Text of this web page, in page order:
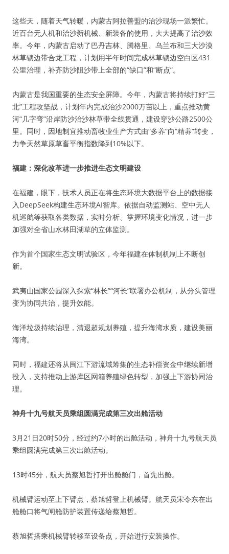
这些天，随着天气转暖，内蒙古阿拉善盟的治沙现场一派繁忙。
近百台无人机和治沙新机械、新装备的使用，大大提高了治沙效
率。今年，内蒙古启动了巴丹吉林、腾格里、乌兰布和三大沙漠
林草锁边带合龙工程，计划用半年时间完成林草锁边空白区431
公里治理，补齐防沙阻沙带上全部的“缺口”和“断点”。
内蒙古是我国重要的生态安全屏障。今年，内蒙古将持续打好“三
北”工程攻坚战，计划年内完成治沙2000万亩以上，重点推动黄
河“几字弯”沿岸防沙治沙林草带全线贯通，建设穿沙公路2500公
里。同时，因地制宜推动畜牧业生产方式由“多养”向“精养”转变，
力争天然草原草畜平衡指数降到10%以下。
福建：深化改革进一步推进生态文明建设
在福建，眼下，技术人员正在将生态环境大数据平台上的数据接
入DeepSeek构建生态环境AI智库。依据自动监测站、空中无人
机巡航等获取各类数据，实时分析、掌握环境变化情况，进一步
加强对全省山水林田湖草的立体监测。
作为首个国家生态文明试验区，今年福建在体制机制上不断创
新。
武夷山国家公园深入探索“林长”“河长”联署办公机制，从分头管理
变为协同共治，提升效能。
海洋垃圾持续治理，清退超规划养殖，提升海湾水质，建设美丽
海湾。
同时，福建还将从闽江下游流域筹集的生态补偿资金中继续新增
投入，支持推动上游库区网箱养殖绿色转型，加强上下游协同治
理。
神舟十九号航天员乘组圆满完成第三次出舱活动
3月21日20时50分，经过约7小时的出舱活动，神舟十九号航天员
乘组圆满完成第三次出舱活动。
13时45分，航天员蔡旭哲打开出舱舱门，首先出舱。
机械臂运动至上下臂点，蔡旭哲登上机械臂。航天员宋令东在出
舱舱口将气闸舱防护装置传递给蔡旭哲。
蔡旭哲搭乘机械臂转移至设备点，开始进行安装操作。